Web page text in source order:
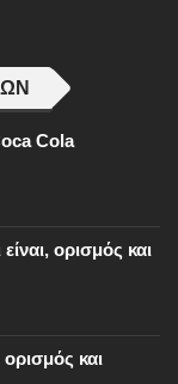
Cola
ορισμός και
ορισμός και